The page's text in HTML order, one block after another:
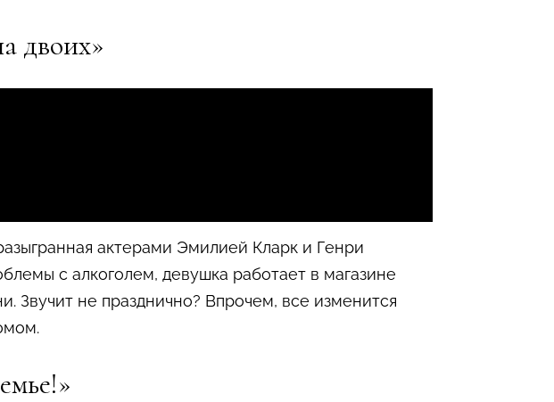
двоих»
актерами Эмилией Кларк и Генри
с алкоголем, девушка работает в магазине
Звучит не празднично? Впрочем, все изменится